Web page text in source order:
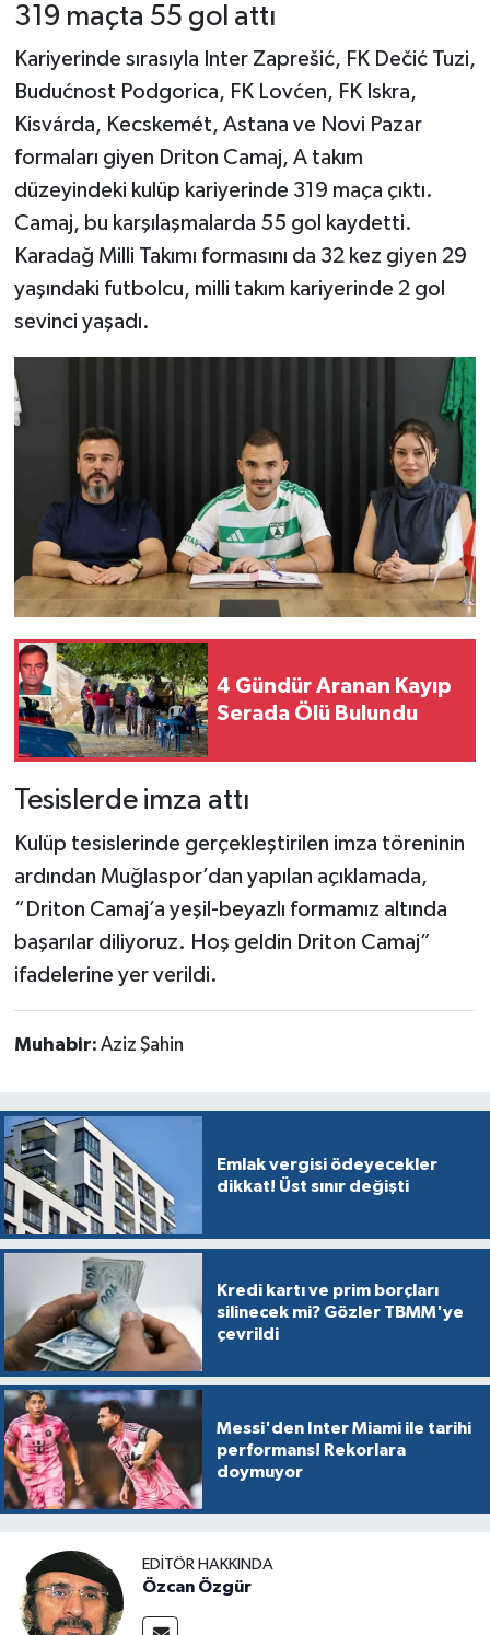
319 maçta 55 gol attı
Kariyerinde sırasıyla Inter Zaprešić, FK Dečić Tuzi,
Budućnost Podgorica, FK Lovćen, FK Iskra,
Kisvárda, Kecskemét, Astana ve Novi Pazar
formaları giyen Driton Camaj, A takım
düzeyindeki kulüp kariyerinde 319 maça çıktı.
Camaj, bu karşılaşmalarda 55 gol kaydetti.
Karadağ Milli Takımı formasını da 32 kez giyen 29
yaşındaki futbolcu, milli takım kariyerinde 2 gol
sevinci yaşadı.
4 Gündür Aranan Kayıp
Serada Ölü Bulundu
Tesislerde imza attı
Kulüp tesislerinde gerçekleştirilen imza töreninin
ardından Muğlaspor’dan yapılan açıklamada,
“Driton Camaj’a yeşil-beyazlı formamız altında
başarılar diliyoruz. Hoş geldin Driton Camaj”
ifadelerine yer verildi.
Muhabir: Aziz Şahin
Emlak vergisi ödeyecekler
dikkat! Üst sınır değişti
Kredi kartı ve prim borçları
silinecek mi? Gözler TBMM'ye
çevrildi
Messi'den Inter Miami ile tarihi
performans! Rekorlara
doymuyor
EDITÖR HAKKINDA
Özcan Özgür